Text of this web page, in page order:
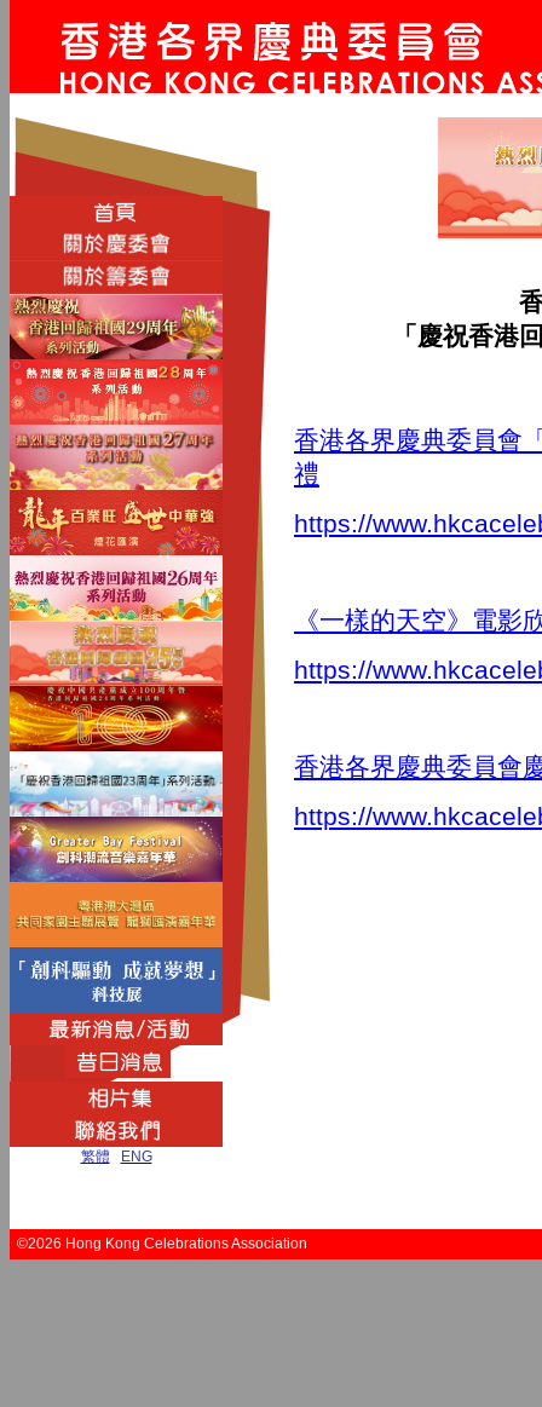
繁體 ENG
「慶祝香港
香港各界慶典委員會
禮
https://
《一樣的天空》電影
https://
香港各界慶典委員會
https://
©2026 Hong Kong Celebrations Association